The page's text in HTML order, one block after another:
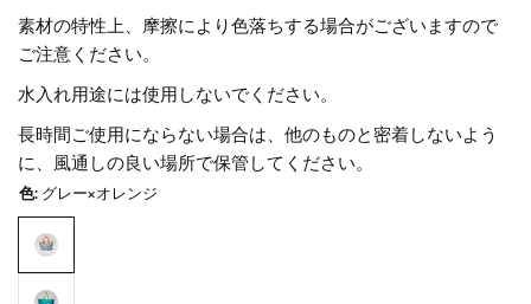
素材の特性上、摩擦により色落ちする場合がございますので
ご注意ください。
水入れ用途には使用しないでください。
長時間ご使用にならない場合は、他のものと密着しないよう
に、風通しの良い場所で保管してください。
色: グレー×オレンジ